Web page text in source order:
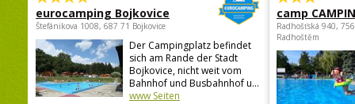
eurocamping Bojkovice
Štefánikova 1008, 687 71 Bojkovice
Der Campingplatz befindet
sich am Rande der Stadt
Bojkovice, nicht weit vom
Bahnhof und Busbahnhof u...
www Seiten
camp
Radhošťská 940,
Radhoštěm